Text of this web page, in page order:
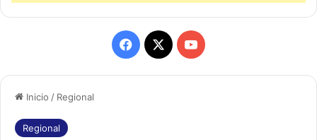
Inicio / Regional
Regional
F
a
X
Y
o